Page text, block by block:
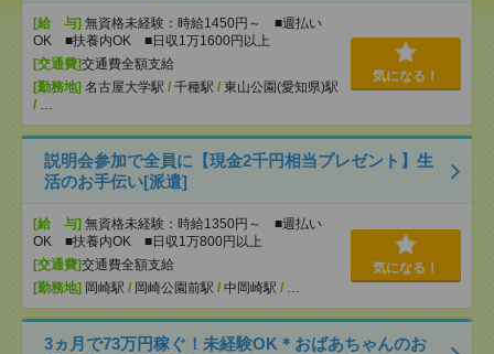
[給 与] 無資格未経験：時給1450円～ ■週払い
OK ■扶養内OK ■日収1万1600円以上
[交通費]交通費全額支給
[勤務地] 名古屋大学駅 / 千種駅 / 東山公園(愛知県)駅
/ …
気になる！
説明会参加で全員に【現金2千円相当プレゼント】生
活のお手伝い[派遣]
[給 与] 無資格未経験：時給1350円～ ■週払い
OK ■扶養内OK ■日収1万800円以上
[交通費]交通費全額支給
[勤務地] 岡崎駅 / 岡崎公園前駅 / 中岡崎駅 / …
気になる！
3ヵ月で73万円稼ぐ！未経験OK＊おばあちゃんのお